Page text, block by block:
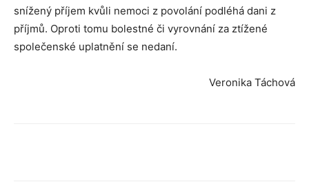
snížený příjem kvůli nemoci z povolání podléhá dani z
příjmů. Oproti tomu bolestné či vyrovnání za ztížené
společenské uplatnění se nedaní.
Veronika Táchová